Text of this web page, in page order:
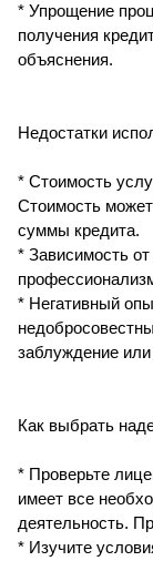
* Упрощение
получения
объяснения.
Недостатки
* Стоимость
Стоимость
суммы кредита.
* Зависимость
* Негативный
заблуждение
Как выбрать
* Проверьте
имеет все
деятельность.
* Изучите